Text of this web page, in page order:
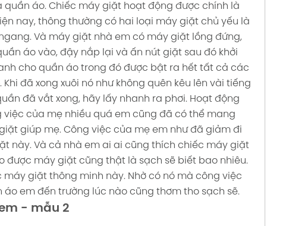
áo. Chiếc máy giặt hoạt động được chính là
nay, thông thường có hai loại máy giặt chủ yếu là
Và máy giặt nhà em có máy giặt lồng đứng,
áo vào, đậy nắp lại và ấn nút giặt sau đó khởi
cho quần áo trong đó được bật ra hết tất cả các
đã xong xuôi nó như không quên kêu lên vài tiếng
đã vắt xong, hãy lấy nhanh ra phơi. Hoạt động
việc của mẹ nhiều quá em cũng đã có thể mang
giúp mẹ. Công việc của mẹ em như đã giảm đi
này. Và cả nhà em ai ai cũng thích chiếc máy giặt
được máy giặt cũng thật là sạch sẽ biết bao nhiêu.
giặt thông minh này. Nhờ có nó mà công việc
em đến trường lúc nào cũng thơm tho sạch sẽ.
- mẫu 2